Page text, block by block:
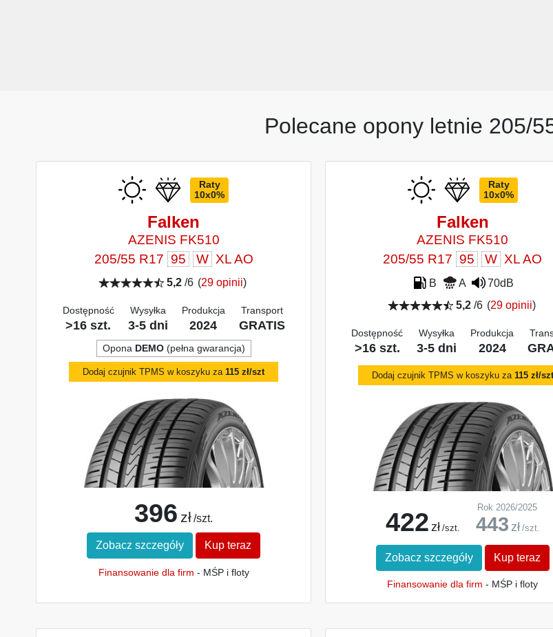
Polecane opony letnie 205/
Raty
10x0%
Falken
AZENIS FK510
205/55 R17 95 W XL AO
5,2/6 (29 opinii)
Dostępność
>16 szt.
Wysyłka
3-5 dni
Produkcja
2024
Transport
GRATIS
Opona DEMO(pełna gwarancja)
Dodaj czujnik TPMS w koszyku za 115 zł/szt
396 zł /szt.
Zobacz szczegóły Kup teraz
Finansowanie dla firm - MŚP i floty
Raty
10x0%
Falken
AZENIS FK510
205/55 R17 95 W XL AO
B A
70dB
5,2/6 (29 opinii)
Dostępność
>16 szt.
Wysyłka
3-5 dni
Produkcja
2024
Dodaj czujnik TPMS w koszyku za 115 zł/szt
422 zł /szt.
Rok 2026/2025
443 zł /szt.
Zobacz szczegóły Kup teraz
Finansowanie dla firm - MŚP i floty